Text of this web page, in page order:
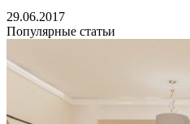
29.06.2017
Популярные статьи